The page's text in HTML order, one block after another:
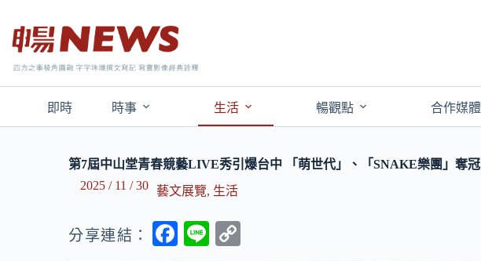
即時 時事 生活 暢觀點 合作媒體
第7屆中山堂青春競藝LIVE秀引爆台中 「萌世代」、「SNAKE樂團」奪冠
2025 / 11 / 30
藝文展覽, 生活
分享連結：
F
Li